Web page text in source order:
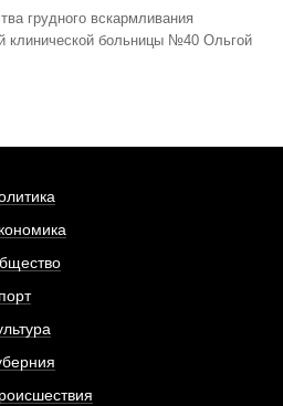
грудного вскармливания
клинической больницы №40 Ольгой